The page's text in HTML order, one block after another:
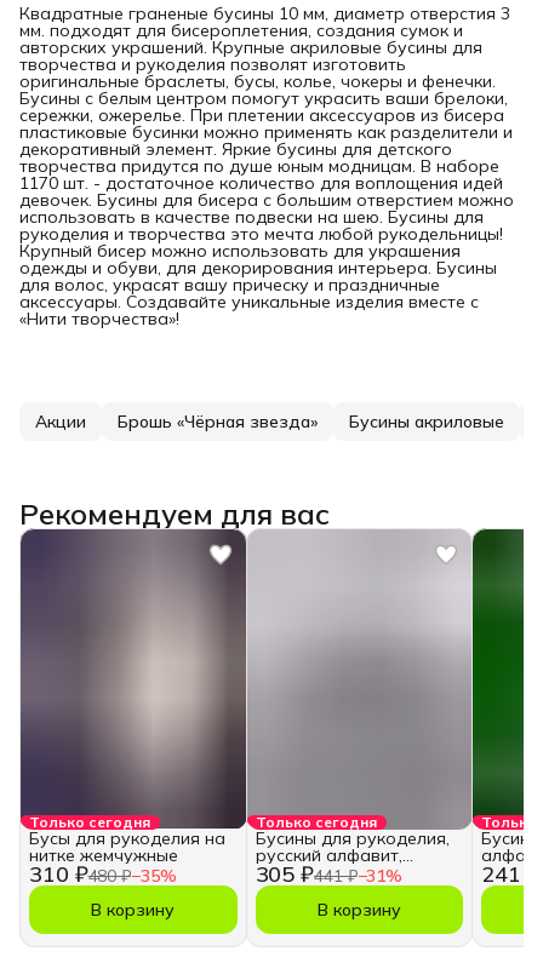
Квадратные граненые бусины 10 мм, диаметр отверстия 3
мм. подходят для бисероплетения, создания сумок и
авторских украшений. Крупные акриловые бусины для
творчества и рукоделия позволят изготовить
оригинальные браслеты, бусы, колье, чокеры и фенечки.
Бусины с белым центром помогут украсить ваши брелоки,
сережки, ожерелье. При плетении аксессуаров из бисера
пластиковые бусинки можно применять как разделители и
декоративный элемент. Яркие бусины для детского
творчества придутся по душе юным модницам. В наборе
1170 шт. - достаточное количество для воплощения идей
девочек. Бусины для бисера с большим отверстием можно
использовать в качестве подвески на шею. Бусины для
рукоделия и творчества это мечта любой рукодельницы!
Крупный бисер можно использовать для украшения
одежды и обуви, для декорирования интерьера. Бусины
для волос, украсят вашу прическу и праздничные
аксессуары. Создавайте уникальные изделия вместе с
«Нити творчества»!
Акции Брошь «Чёрная звезда» Бусины акриловые
Рекомендуем для вас
Только сегодня
310 ₽480 ₽−35%
Бусы для рукоделия на
нитке жемчужные
В корзину
Только сегодня
305 ₽441 ₽−31%
Бусины для рукоделия,
русский алфавит,
кубики
В корзину
Только
241 ₽